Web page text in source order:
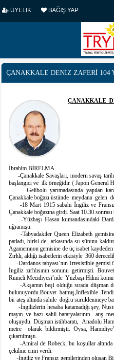
ÜYELİK BAĞIŞ YAP
ÇANAKKALE DENİZ ZAFERİ 104
ÇANAKKALE
İbrahim BİRELMA
-Çanakkale Savaşları, modern savaş
başlangıcı ve ilk örneğidir. ( Japon General
-Gelibolu yarımadasında yapılan kara
Çanakkale boğazı üstünde meydana gelen
-18 Mart 1915 sabahı İngiliz ve
Çanakkale boğazına girdi. Saat 10.30 sonrası
-Yüzbaşı Hasan kumandasındaki
uğramıştı.
-Tabyadakiler Queen Elizabeth
patladı, birisi de arkasında su sütunu
Agamemnon gemisine de üç isabet
Zırhlı, aldığı isabetlerin etkisiyle 360
-Dardanos tabyası’nın Irresistible gemisi
İngiliz zırhlısının sonunu getirmişti.
Rumeli Mecidiyesi’nde Yüzbaşı Hilmi
-Akşamın beşi olduğu sırada düşman
bulunuyordu.Bouvet batmış,İnflexible
bir ateş altında sahile doğru sürüklenmeye
-İngilizlerin hesaba katamadığı şey,
mayın ve bazı sahil bataryalarının atış
oluşuydu. Düşman istihbaratı, Anadolu
metre olarak bildirmişti. Oysa,
çıkartılmıştı.
-Amiral de Robeck, bu koşullar altında
çekilme emri verdi.
-İngiliz ve Fransız gemilerinden oluşan